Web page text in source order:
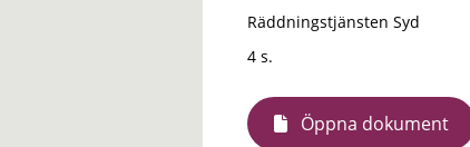
Räddningstjänsten Syd
4 s.
Öppna dokument